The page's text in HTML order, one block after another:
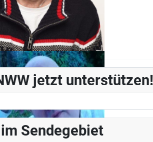
schon seit den frühen
jetzt unterstützen!
Sendegebiet